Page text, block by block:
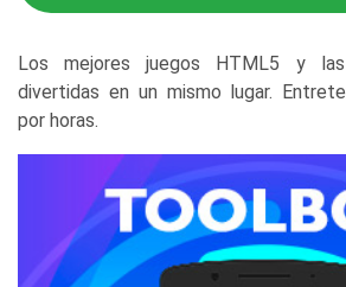
Los mejores juegos HTML5 y las
divertidas en un mismo lugar.
por horas.